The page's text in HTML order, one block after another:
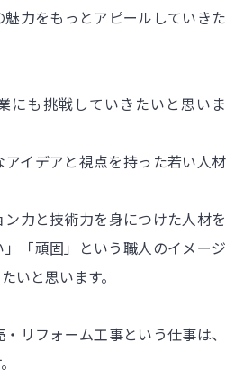
魅力をもっとアピールしていきた
にも挑戦していきたいと思いま
イデアと視点を持った若い人材
力と技術力を身につけた人材を
「頑固」という職人のイメージ
いと思います。
リフォーム工事という仕事は、